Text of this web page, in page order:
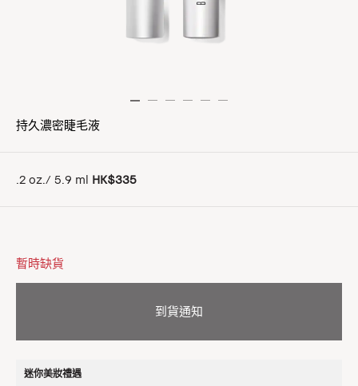
持久濃密睫毛液
.2 oz./ 5.9 ml HK$335
暫時缺貨
到貨通知
迷你美妝禮遇